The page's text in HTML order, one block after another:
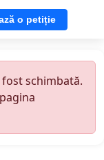
o petiție
schimbată.